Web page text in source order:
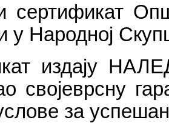
сертификат
у Народној
издају
својеврсну
за